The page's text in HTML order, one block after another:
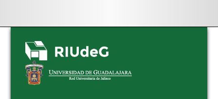
Skip
navigation